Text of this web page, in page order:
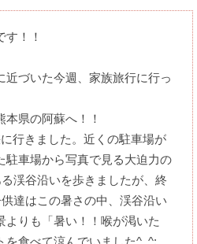
！！
近づいた今週、家族旅行に行っ
県の阿蘇へ！！
行きました。近くの駐車場が
駐車場から写真で見る大迫力の
渓谷沿いを歩きましたが、終
達はこの暑さの中、渓谷沿い
よりも「暑い！！喉が渇いた
を食べて涼んでいました^_^;